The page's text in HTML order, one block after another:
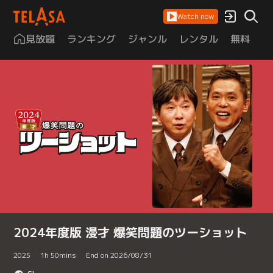
Watch now
見放題 ランキング ジャンル レンタル 無料
2024年度版 漫才 爆笑問題のツーショット
2025 1h 50mins End on 2026/08/31